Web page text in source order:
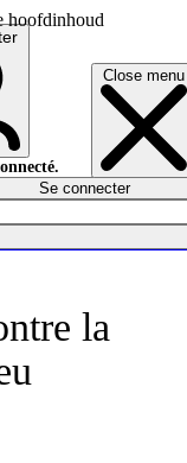
hoofdinhoud
Close menu
Se connecter
la